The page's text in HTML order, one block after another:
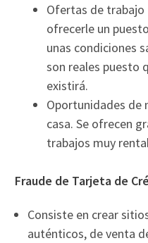
Ofertas de trabajo
ofrecerle un
unas condiciones
son reales puesto
existirá.
Oportunidades de
casa. Se ofrecen
trabajos muy
Fraude de Tarjeta de
Consiste en crear
auténticos, de venta